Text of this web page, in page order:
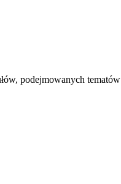
podejmowanych tematów